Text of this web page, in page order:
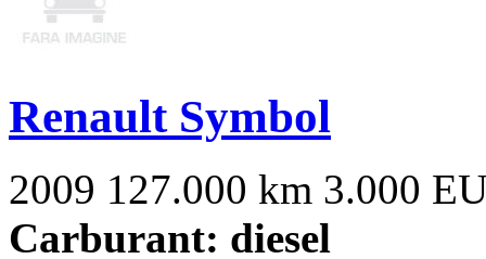
Renault Symbol
2009 127.000 km 3.000
Carburant: diesel